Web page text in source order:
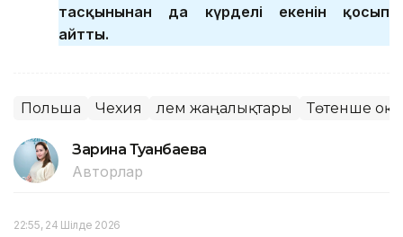
тасқынынан да күрделі екенін қосып
айтты.
Польша Чехия Әлем жаңалықтары Төтенше
Зарина Туғанбаева
Авторлар
22:55, 24 Шілде 2026